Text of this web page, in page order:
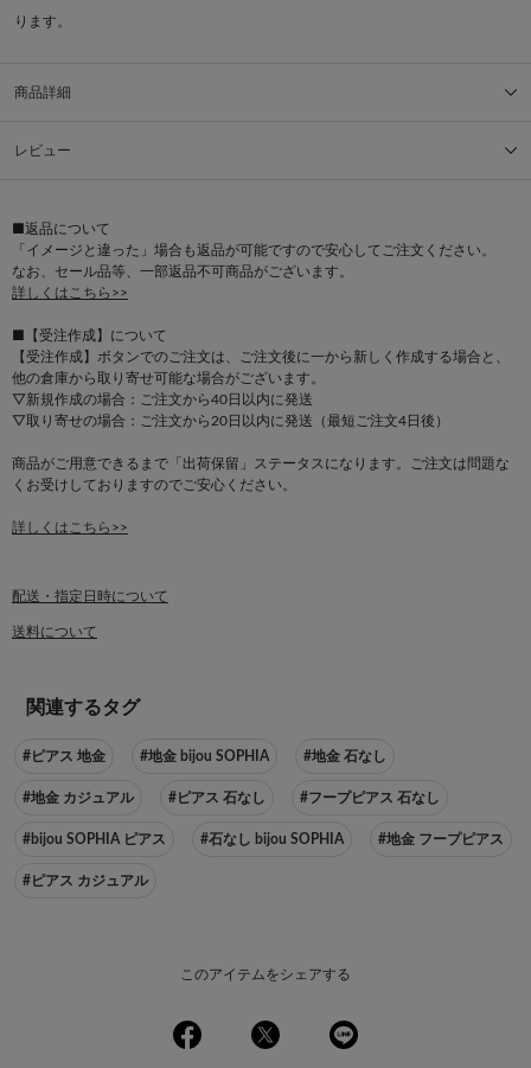
ります。
商品詳細
レビュー
■返品について
「イメージと違った」場合も返品が可能ですので安心してご注文ください。
なお、セール品等、一部返品不可商品がございます。
詳しくはこちら>>
■【受注作成】について
【受注作成】ボタンでのご注文は、ご注文後に一から新しく作成する場合と、
他の倉庫から取り寄せ可能な場合がございます。
▽新規作成の場合：ご注文から40日以内に発送
▽取り寄せの場合：ご注文から20日以内に発送（最短ご注文4日後）
商品がご用意できるまで「出荷保留」ステータスになります。ご注文は問題な
くお受けしておりますのでご安心ください。
詳しくはこちら>>
配送・指定日時について
送料について
関連するタグ
#ピアス 地金 #地金 bijou SOPHIA #地金 石なし
#地金 カジュアル #ピアス 石なし #フープピアス 石なし
#bijou SOPHIA ピアス #石なし bijou SOPHIA #地金 フープピアス
#ピアス カジュアル
このアイテムをシェアする